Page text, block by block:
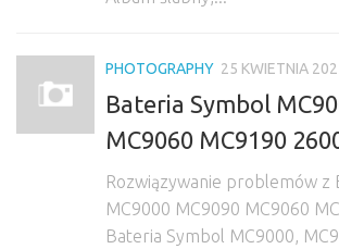
PHOTOGRAPHY 25 KWIETNIA
Bateria Symbol
MC9060 MC9190
Rozwiązywanie problemów z
MC9000 MC9090 MC9060
Bateria Symbol MC9000,